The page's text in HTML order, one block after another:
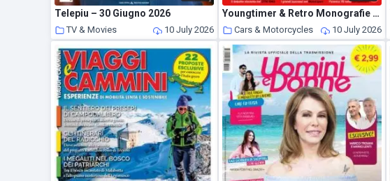
Telepiu – 30 Giugno 2026
TV & Movies 10 July 2026
Youngtimer & Retro Monografie – Alfa Romeo – Luglio-Agosto 2025
Cars & Motorcycles 10 July 2026